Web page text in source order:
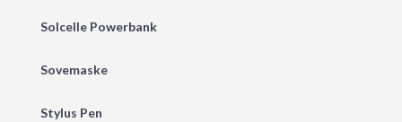
Solcelle Powerbank
Sovemaske
Stylus Pen